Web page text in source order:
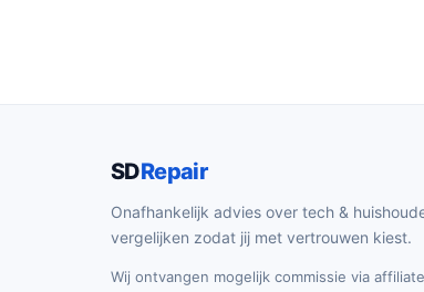
SDRepair
Onafhankelijk advies over tech &
vergelijken zodat jij met vertrouwen kiest.
Wij ontvangen mogelijk commissie via